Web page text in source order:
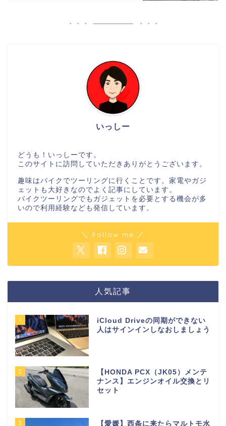
いっしー
どうも！いっしーです。
このサイトに訪問していただきありがとうございます。
趣味はバイクでツーリングに行くことです。家電やガジ
ェットも大好きなのでよく記事にしています。
バイクツーリングでもガジェットを必要とする機会が多
いので利用経験なども発信しています。
＼ Follow me ／
人気記事
1
iCloud Driveの同期ができない
人はサインインしなおしましょう
2
【HONDA PCX（JK05）メンテ
ナンス】エンジンオイル交換とリ
セット
3
【愛媛】西条に来たらマルトモ水